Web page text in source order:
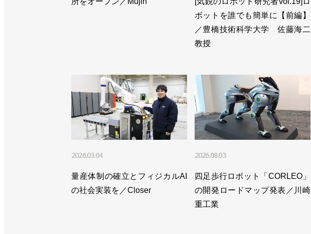
ボットを誰でも簡単に【前編】
／豊橋技術科学大学 佐藤海二
教授
2026.03.04
量産体制の確立とフィジカルAI
の社会実装を／Closer
2026.08.03
四足歩行ロボット「CORLEO」
の開発ロードマップ発表／川崎
重工業